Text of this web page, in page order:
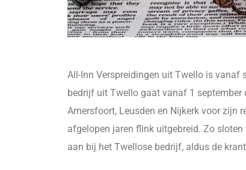
All-Inn Verspreidingen uit Twello is vanaf
bedrijf uit Twello gaat vanaf 1 september
Amersfoort, Leusden en Nijkerk voor zijn
afgelopen jaren flink uitgebreid. Zo
aan bij het Twellose bedrijf, aldus de